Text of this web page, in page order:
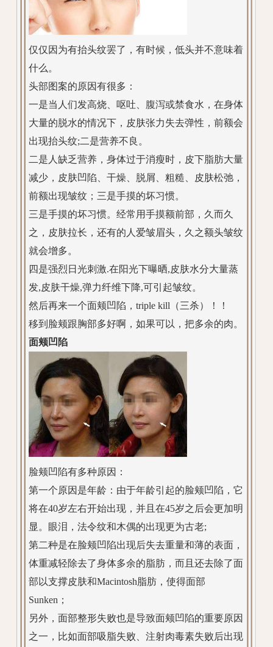
仅仅因为有抬头纹罢了，有时候，低头并不意味着
什么。
头部图案的原因有很多：
一是当人们发高烧、呕吐、腹泻或禁食水，在身体
大量的脱水的情况下，皮肤张力失去弹性，前额会
出现抬头纹;二是营养不良。
二是人缺乏营养，身体过于消瘦时，皮下脂肪大量
减少，皮肤凹陷、干燥、脱屑、粗糙、皮肤松弛，
前额出现皱纹；三是手摸的坏习惯。
三是手摸的坏习惯。经常用手摸额前部，久而久
之，皮肤拉长，还有的人爱皱眉头，久之额头皱纹
就会增多。
四是强烈日光刺激.在阳光下曝晒,皮肤水分大量蒸
发,皮肤干燥,弹力纤维下降,可引起皱纹。
然后再来一个面颊凹陷，triple kill（三杀）！！
移到脸颊跟胸部多好啊，如果可以，把多余的肉。
面颊凹陷
脸颊凹陷有多种原因：
第一个原因是年龄：由于年龄引起的脸颊凹陷，它
将在40岁左右开始出现，并且在45岁之后会更加明
显。眼泪，法令纹和木偶的出现更为古老;
第二种是在脸颊凹陷出现后失去重量和薄的表面，
体重减轻除去了身体多余的脂肪，而且还去除了面
部以支撑皮肤和Macintosh脂肪，使得面部
Sunken；
另外，面部整形失败也是导致面颊凹陷的重要原因
之一，比如面部吸脂失败、注射肉毒素失败后出现